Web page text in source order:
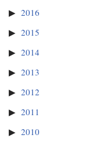
2016
2015
2014
2013
2012
2011
2010